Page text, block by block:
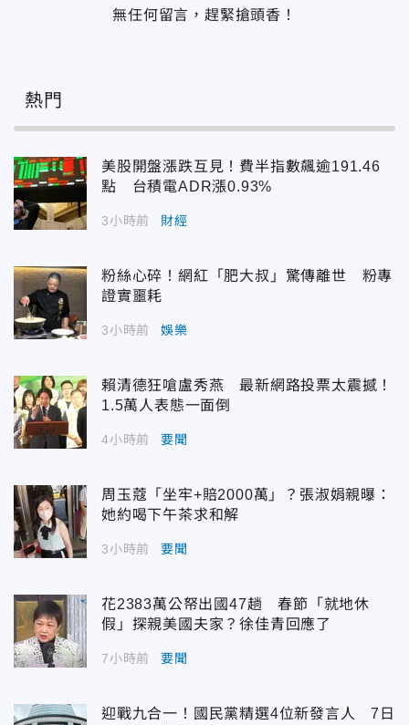
無任何留言，趕緊搶頭香！
熱門
美股開盤漲跌互見！費半指數飆逾191.46
點 台積電ADR漲0.93%
3小時前 財經
粉絲心碎！網紅「肥大叔」驚傳離世 粉專
證實噩耗
3小時前 娛樂
賴清德狂嗆盧秀燕 最新網路投票太震撼！
1.5萬人表態一面倒
4小時前 要聞
周玉蔻「坐牢+賠2000萬」？張淑娟親曝：
她約喝下午茶求和解
3小時前 要聞
花2383萬公帑出國47趟 春節「就地休
假」探親美國夫家？徐佳青回應了
7小時前 要聞
迎戰九合一！國民黨精選4位新發言人 7日